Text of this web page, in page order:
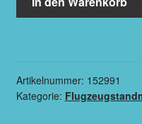
Artikelnummer: 152991
Kategorie: